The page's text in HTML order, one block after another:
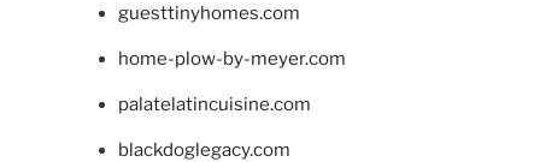
guesttinyhomes.com
home-plow-by-meyer.com
palatelatincuisine.com
blackdoglegacy.com